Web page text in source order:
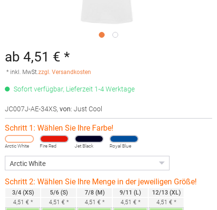
ab 4,51 € *
* inkl. MwSt.zzgl. Versandkosten
Sofort verfügbar, Lieferzeit 1-4 Werktage
JC007J-AE-34XS, von: Just Cool
Schritt 1: Wählen Sie Ihre Farbe!
Arctic White Fire Red Jet Black Royal Blue
Schritt 2: Wählen Sie Ihre Menge in der jeweiligen Größe!
3/4 (XS)
4,51 € *
5/6 (S)
4,51 € *
7/8 (M)
4,51 € *
9/11 (L)
4,51 € *
12/13 (XL)
4,51 € *